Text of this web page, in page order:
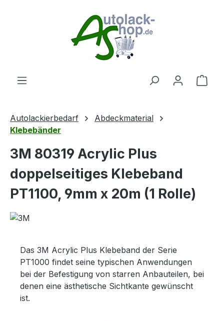
Autolackierbedarf
Abdeckmaterial
Klebebänder
3M 80319 Acrylic Plus
doppelseitiges Klebeband
PT1100, 9mm x 20m (1 Rolle)
Das 3M Acrylic Plus Klebeband der Serie
PT1000 findet seine typischen Anwendungen
bei der Befestigung von starren Anbauteilen, bei
denen eine ästhetische Sichtkante gewünscht
ist.